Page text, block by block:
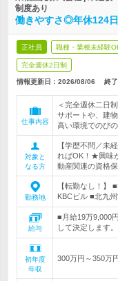
制度あり
働きやすさ◎年休124
正社員 職種・業種未経験
完全週休2日制
情報更新日：2026/08/06 終
仕事内容
＜完全週休二日
サポートや、建
高い環境でのびの
対象と
なる方
【学歴不問／未
ればOK！★興味
動産関連の資格保
勤務地
【転勤なし！】
KBCビル ■北九
給与
■月給19万9,000
して決定します
初年度
年収
300万円～350万